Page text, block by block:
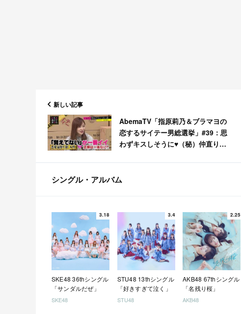
新しい記事
AbemaTV「指原莉乃＆ブラマヨの
恋するサイテー男総選挙」#39：思
わずキスしそうに♥（秘）仲直り術
シングル・アルバム
3.18
SKE48 36thシングル
「サンダルだぜ」
SKE48
3.4
STU48 13thシングル
「好きすぎて泣く」
STU48
2.25
AKB48 67thシングル
「名残り桜」
AKB48